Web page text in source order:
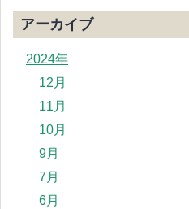
アーカイブ
2024年
12月
11月
10月
9月
7月
6月